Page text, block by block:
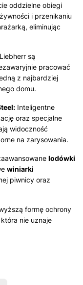
oddzielne obiegi
i przenikaniu
eliminując
są
pracować
z najbardziej
domu.
Inteligentne
oraz specjalne
widoczność
na zarysowania.
lodówki
winiarki
piwnicy oraz
formę ochrony
nie uznaje